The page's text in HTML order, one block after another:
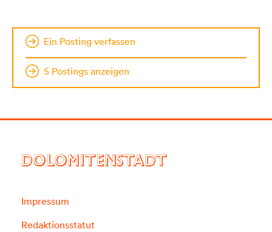
Ein Posting verfassen
5 Postings anzeigen
DOLOMITENSTADT
Impressum
Redaktionsstatut